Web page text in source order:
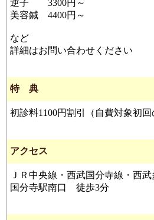
逆子 3300円～
美容鍼 4400円～
など
詳細はお問い合わせください
特 典
初診料1100円割引（自費対象初回
アクセス
ＪＲ中央線・西武国分寺線・西
国分寺駅南口 徒歩3分